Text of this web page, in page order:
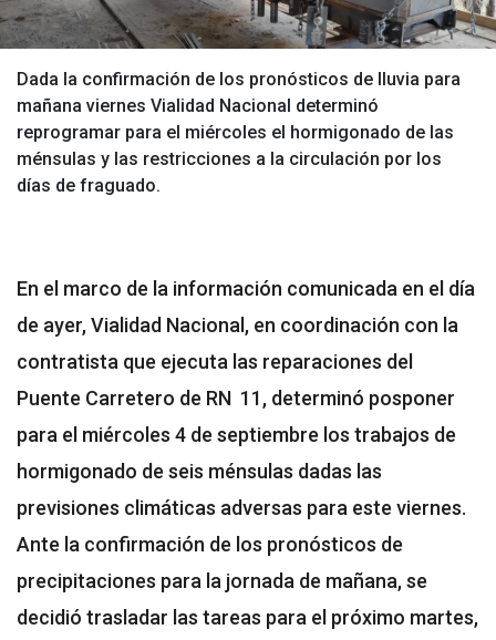
Dada la confirmación de los pronósticos de lluvia para
mañana viernes Vialidad Nacional determinó
reprogramar para el miércoles el hormigonado de las
ménsulas y las restricciones a la circulación por los
días de fraguado.
En el marco de la información comunicada en el día
de ayer, Vialidad Nacional, en coordinación con la
contratista que ejecuta las reparaciones del
Puente Carretero de RN 11, determinó posponer
para el miércoles 4 de septiembre los trabajos de
hormigonado de seis ménsulas dadas las
previsiones climáticas adversas para este viernes.
Ante la confirmación de los pronósticos de
precipitaciones para la jornada de mañana, se
decidió trasladar las tareas para el próximo martes,